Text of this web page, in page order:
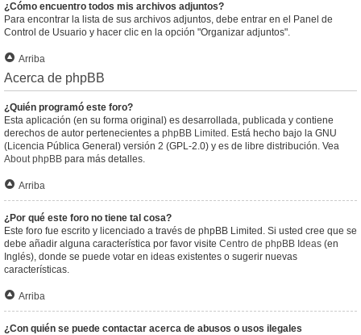
¿Cómo encuentro todos mis archivos adjuntos?
Para encontrar la lista de sus archivos adjuntos, debe entrar en el Panel de
Control de Usuario y hacer clic en la opción "Organizar adjuntos".
Arriba
Acerca de phpBB
¿Quién programó este foro?
Esta aplicación (en su forma original) es desarrollada, publicada y contiene
derechos de autor pertenecientes a phpBB Limited . Está hecho bajo la GNU
(Licencia Pública General) versión 2 (GPL-2.0) y es de libre distribución. Vea
About phpBB para más detalles.
Arriba
¿Por qué este foro no tiene tal cosa?
Este foro fue escrito y licenciado a través de phpBB Limited. Si usted cree que se
debe añadir alguna característica por favor visite Centro de phpBB Ideas (en
Inglés), donde se puede votar en ideas existentes o sugerir nuevas
características.
Arriba
¿Con quién se puede contactar acerca de abusos o usos ilegales